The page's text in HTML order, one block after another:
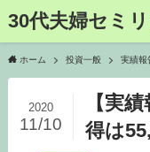
30代夫婦セミ
ホーム 投資一般 実績報
【実
得は
2020
11/10